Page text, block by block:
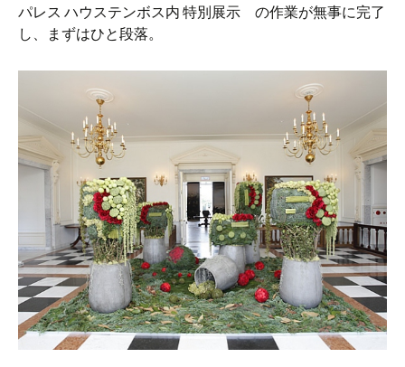
動
パレス ハウステンボス内 特別展示 の作業が無事に完了
し、まずはひと段落。